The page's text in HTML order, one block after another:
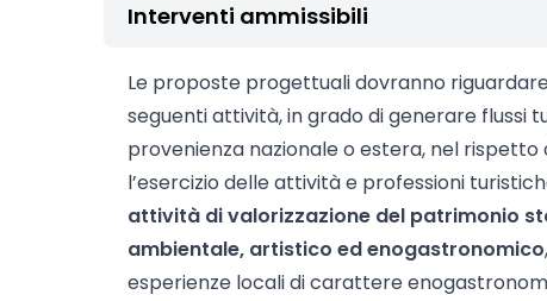
Interventi ammissibili
Le proposte progettuali dovranno
seguenti attività, in grado di generare flussi
provenienza nazionale o estera, nel
l’esercizio delle attività e professioni
attività di valorizzazione del patrimonio
ambientale, artistico ed enogastronomico
esperienze locali di carattere